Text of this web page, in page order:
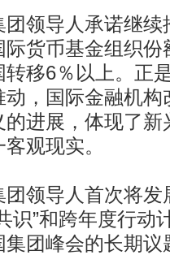
导人承诺继续
货币基金组织份
转移6％以上。正
，国际金融机构
进展，体现了新
观现实。
导人首次将发
识”和跨年度行动
团峰会的长期议